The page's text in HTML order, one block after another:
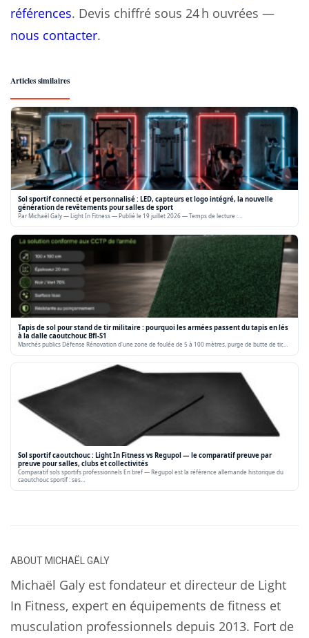
références. Devis chiffré sous 24 h ouvrées —
nous contacter.
Articles similaires
Sol sportif connecté et personnalisé : LED, capteurs et logo intégré, la nouvelle
génération de revêtements pour salles de sport
Par Michaël Galy — Light In Fitness — Publié le 19 juillet 2026 — Temps de lecture :…
Tapis de sol pour stand de tir militaire : pourquoi les armées passent du tapis en lés
à la dalle caoutchouc Bfl-S1
Marchés publics Défense Rénovation d'une zone de foulée de 5 à 100 mètres, purge de butte de tir,…
Sol sportif caoutchouc : Light In Fitness vs Regupol — le comparatif preuve par
preuve pour salles, clubs et collectivités
Comparatif sols sportifs professionnels En bref — Regupol est la référence allemande historique du
caoutchouc sportif : ses…
ABOUT MICHAËL GALY
Michaël Galy est fondateur et directeur de Light
In Fitness, expert en équipements de fitness et
musculation professionnels depuis 2013. Fort de